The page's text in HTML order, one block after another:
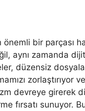
önemli bir parçası
aynı zamanda
düzensiz
zorlaştırıyor ve
devreye girerek
fırsatı sunuyor.